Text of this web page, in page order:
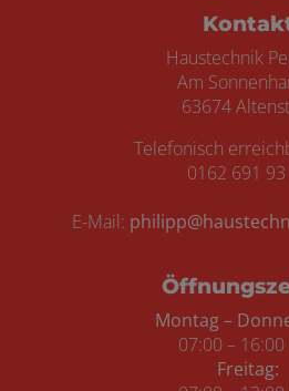
Footer - Kontaktdaten
Haustechnik
Am
63674
Telefonisch
0162 691
E-Mail:
Montag –
07:00 –
Freitag: